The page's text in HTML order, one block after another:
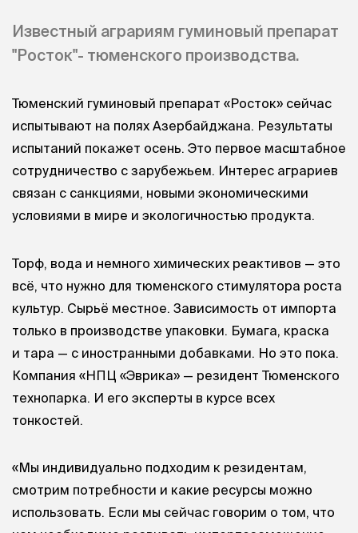
Известный аграриям гуминовый препарат
"Росток"- тюменского производства.
Тюменский гуминовый препарат «Росток» сейчас
испытывают на полях Азербайджана. Результаты
испытаний покажет осень. Это первое масштабное
сотрудничество с зарубежьем. Интерес аграриев
связан с санкциями, новыми экономическими
условиями в мире и экологичностью продукта.
Торф, вода и немного химических реактивов — это
всё, что нужно для тюменского стимулятора роста
культур. Сырьё местное. Зависимость от импорта
только в производстве упаковки. Бумага, краска
и тара — с иностранными добавками. Но это пока.
Компания «НПЦ «Эврика» — резидент Тюменского
технопарка. И его эксперты в курсе всех
тонкостей.
«Мы индивидуально подходим к резидентам,
смотрим потребности и какие ресурсы можно
использовать. Если мы сейчас говорим о том, что